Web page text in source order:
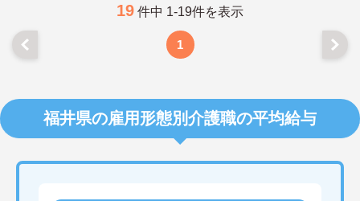
19 件中 1-19件を表示
1
福井県の雇用形態別介護職の平均給与